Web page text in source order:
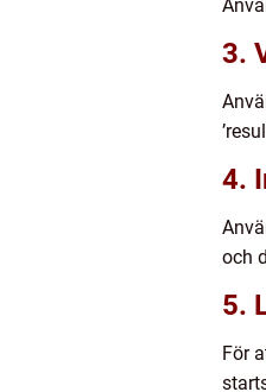
3.
4.
och
5.
För